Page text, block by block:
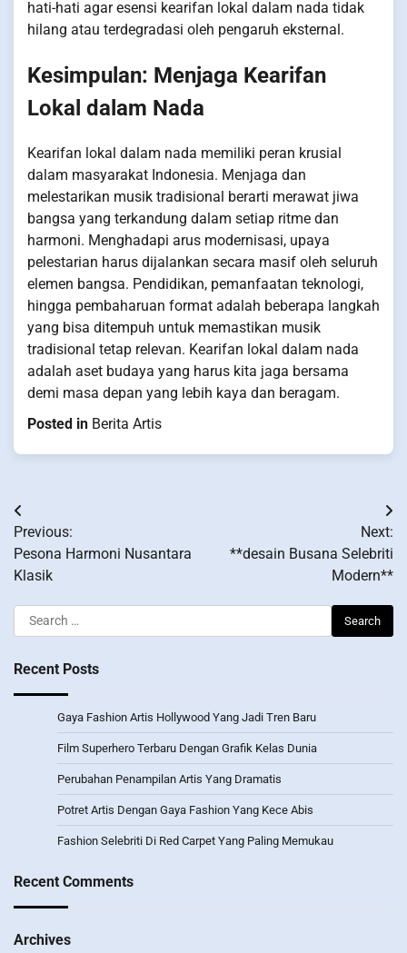
hati-hati agar esensi kearifan lokal dalam nada tidak
hilang atau terdegradasi oleh pengaruh eksternal.
Kesimpulan: Menjaga Kearifan
Lokal dalam Nada
Kearifan lokal dalam nada memiliki peran krusial
dalam masyarakat Indonesia. Menjaga dan
melestarikan musik tradisional berarti merawat jiwa
bangsa yang terkandung dalam setiap ritme dan
harmoni. Menghadapi arus modernisasi, upaya
pelestarian harus dijalankan secara masif oleh seluruh
elemen bangsa. Pendidikan, pemanfaatan teknologi,
hingga pembaharuan format adalah beberapa langkah
yang bisa ditempuh untuk memastikan musik
tradisional tetap relevan. Kearifan lokal dalam nada
adalah aset budaya yang harus kita jaga bersama
demi masa depan yang lebih kaya dan beragam.
Posted in Berita Artis
Post
navigation
Previous:
Pesona Harmoni Nusantara
Klasik
Next:
**desain Busana Selebriti
Modern**
Search
for:
Recent Posts
Gaya Fashion Artis Hollywood Yang Jadi Tren Baru
Film Superhero Terbaru Dengan Grafik Kelas Dunia
Perubahan Penampilan Artis Yang Dramatis
Potret Artis Dengan Gaya Fashion Yang Kece Abis
Fashion Selebriti Di Red Carpet Yang Paling Memukau
Recent Comments
Archives